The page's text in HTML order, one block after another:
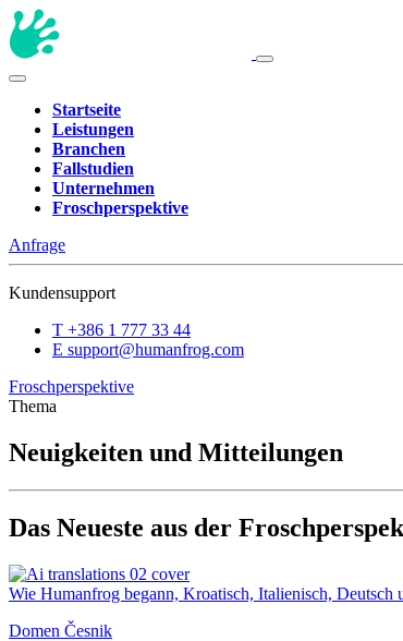
Startseite
Leistungen
Branchen
Fallstudien
Unternehmen
Froschperspektive
Anfrage
Kundensupport
T +386 1 777 33 44
E support@humanfrog.com
Froschperspektive
Thema
Neuigkeiten und Mitteilungen
Das Neueste aus der
Wie Humanfrog begann, Kroatisch, Italienisch, Deutsch
Domen Česnik